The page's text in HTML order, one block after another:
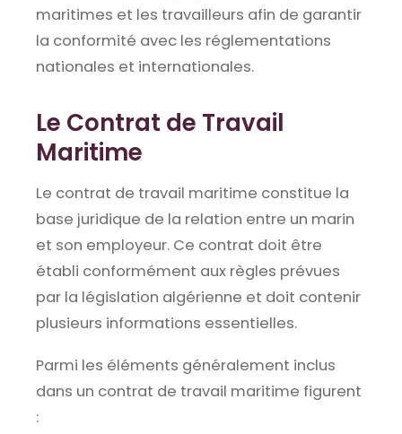
maritimes et les travailleurs afin de garantir
la conformité avec les réglementations
nationales et internationales.
Le Contrat de Travail
Maritime
Le contrat de travail maritime constitue la
base juridique de la relation entre un marin
et son employeur. Ce contrat doit être
établi conformément aux règles prévues
par la législation algérienne et doit contenir
plusieurs informations essentielles.
Parmi les éléments généralement inclus
dans un contrat de travail maritime figurent
: